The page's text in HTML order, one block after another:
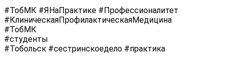
#ТобМК #ЯНаПрактике #Профессионалитет
#КлиническаяПрофилактическаяМедицина
#ТобМК
#студенты
#Тобольск #сестринскоедело #практика